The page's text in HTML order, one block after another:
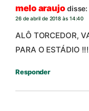
melo araujo disse:
26 de abril de 2018 às 14:40
ALÔ TORCEDOR,
PARA O ESTÁDIO
Responder